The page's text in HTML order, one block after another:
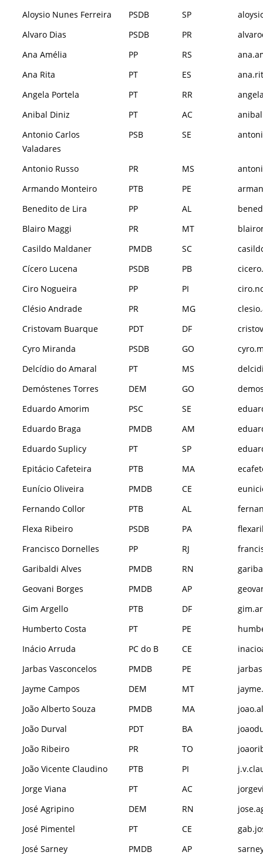
Aloysio Nunes Ferreira PSDB SP
Alvaro Dias
PSDB PR
Ana Amélia
PP RS
Ana Rita
PT ES
Angela Portela
PT RR
Anibal Diniz
PT AC
Antonio Carlos
Valadares
PSB SE
Antonio Russo PR MS
Armando Monteiro
PTB PE
Benedito de Lira
PP AL
Blairo Maggi
PR MT
Casildo Maldaner
PMDB SC
Cícero Lucena
PSDB PB
Ciro Nogueira
PP PI
Clésio Andrade
PR MG
Cristovam Buarque
PDT DF
Cyro Miranda
PSDB GO
Delcídio do Amaral
PT MS
Demóstenes Torres
DEM GO
Eduardo Amorim
PSC SE
Eduardo Braga
PMDB AM
Eduardo Suplicy
PT SP
Epitácio Cafeteira
PTB MA
Eunício Oliveira
PMDB CE
Fernando Collor
PTB AL
Flexa Ribeiro
PSDB PA
Francisco Dornelles
PP RJ
Garibaldi Alves
PMDB RN
Geovani Borges
PMDB AP
Gim Argello
PTB DF
Humberto Costa
PT PE
Inácio Arruda
PC do B CE
Jarbas Vasconcelos
PMDB PE
Jayme Campos
DEM MT
João Alberto Souza
PMDB MA
João Durval
PDT BA
João Ribeiro
PR TO
João Vicente Claudino
PTB PI
Jorge Viana
PT AC
José Agripino
DEM RN
José Pimentel
PT CE
José Sarney
PMDB AP